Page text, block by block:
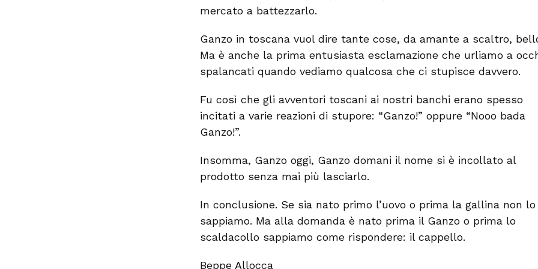
mercato a battezzarlo.
Ganzo in toscana vuol dire tante cose, da amante a scaltro,
Ma è anche la prima entusiasta esclamazione che urliamo a
spalancati quando vediamo qualcosa che ci stupisce davvero.
Fu così che gli avventori toscani ai nostri banchi erano spesso
incitati a varie reazioni di stupore: “Ganzo!” oppure “Nooo bada
Ganzo!”.
Insomma, Ganzo oggi, Ganzo domani il nome si è incollato al
prodotto senza mai più lasciarlo.
In conclusione. Se sia nato primo l’uovo o prima la gallina non lo
sappiamo. Ma alla domanda è nato prima il Ganzo o prima lo
scaldacollo sappiamo come rispondere: il cappello.
Beppe Allocca